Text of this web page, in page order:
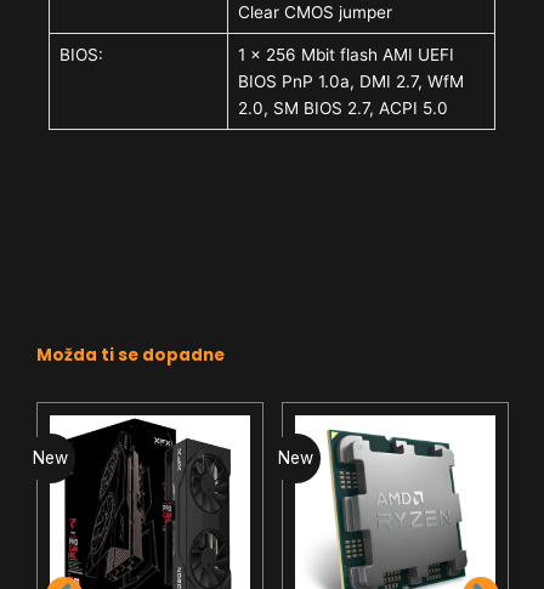
Clear CMOS jumper
BIOS:
1 x 256 Mbit flash AMI UEFI
BIOS PnP 1.0a, DMI 2.7, WfM
2.0, SM BIOS 2.7, ACPI 5.0
Možda ti se dopadne
New New